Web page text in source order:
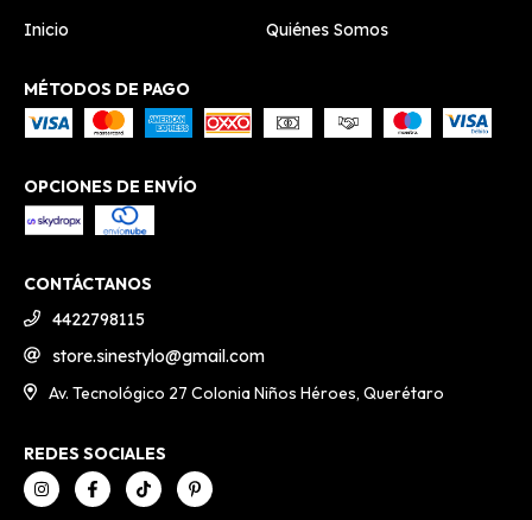
Inicio
Quiénes Somos
MÉTODOS DE PAGO
OPCIONES DE ENVÍO
CONTÁCTANOS
4422798115
store.sinestylo@gmail.com
Av. Tecnológico 27 Colonia Niños Héroes, Querétaro
REDES SOCIALES